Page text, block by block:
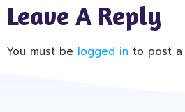
Leave A Reply
You must be logged in to post a